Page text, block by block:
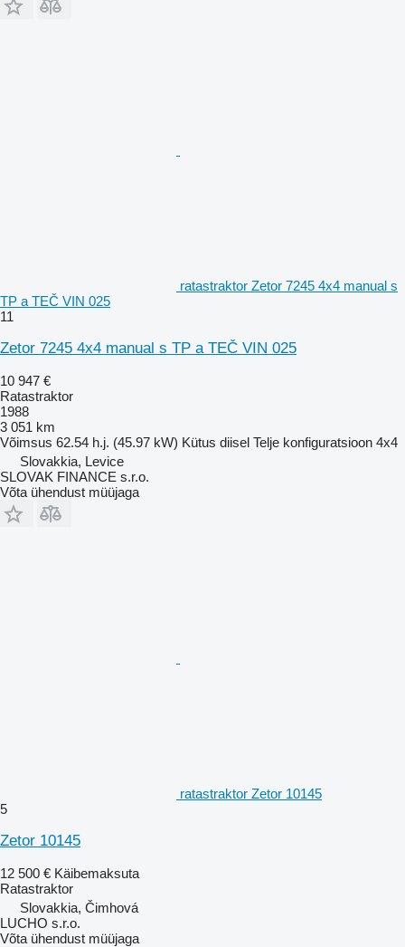
ratastraktor Zetor 7245 4x4 manual s
TP a TEČ VIN 025
11
Zetor 7245 4x4 manual s TP a TEČ VIN 025
10 947 €
Ratastraktor
1988
3 051 km
Võimsus 62.54 h.j. (45.97 kW) Kütus diisel Telje konfiguratsioon 4x4
Slovakkia, Levice
SLOVAK FINANCE s.r.o.
Võta ühendust müüjaga
ratastraktor Zetor 10145
5
Zetor 10145
12 500 € Käibemaksuta
Ratastraktor
Slovakkia, Čimhová
LUCHO s.r.o.
Võta ühendust müüjaga